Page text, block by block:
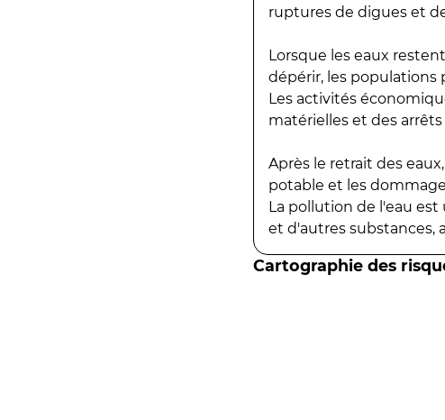
ruptures de digues et
Lorsque les eaux
dépérir, les populations
Les activités
matérielles et des
Après le retrait des
potable et les
La pollution de l'eau
et d'autres substances,
Cartographie des